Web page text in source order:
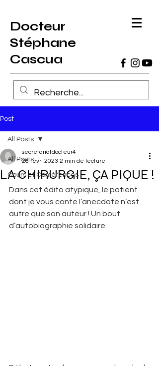
Docteur
Stéphane
Cascua
Post
All Posts
Cours et Conférences
All Posts
LA CHIRURGIE, ÇA PIQUE !
secretariatdocteur4
26 févr. 2023 2 min de lecture
Dans cet édito atypique, le patient
dont je vous conte l’anecdote n’est
autre que son auteur ! Un bout
d’autobiographie solidaire.